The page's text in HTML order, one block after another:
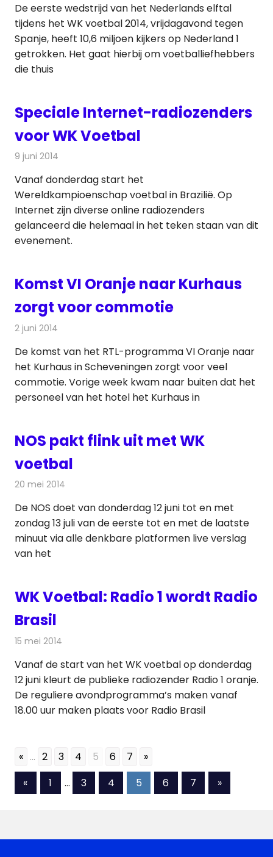
De eerste wedstrijd van het Nederlands elftal
tijdens het WK voetbal 2014, vrijdagavond tegen
Spanje, heeft 10,6 miljoen kijkers op Nederland 1
getrokken. Het gaat hierbij om voetballiefhebbers
die thuis
Speciale Internet-radiozenders
voor WK Voetbal
9 juni 2014
Vanaf donderdag start het
Wereldkampioenschap voetbal in Brazilië. Op
Internet zijn diverse online radiozenders
gelanceerd die helemaal in het teken staan van dit
evenement.
Komst VI Oranje naar Kurhaus
zorgt voor commotie
2 juni 2014
De komst van het RTL-programma VI Oranje naar
het Kurhaus in Scheveningen zorgt voor veel
commotie. Vorige week kwam naar buiten dat het
personeel van het hotel het Kurhaus in
NOS pakt flink uit met WK
voetbal
20 mei 2014
De NOS doet van donderdag 12 juni tot en met
zondag 13 juli van de eerste tot en met de laatste
minuut via alle denkbare platformen live verslag
van het
WK Voetbal: Radio 1 wordt Radio
Brasil
15 mei 2014
Vanaf de start van het WK voetbal op donderdag
12 juni kleurt de publieke radiozender Radio 1 oranje.
De reguliere avondprogramma’s maken vanaf
18.00 uur maken plaats voor Radio Brasil
« ... 2 3 4 5 6 7 »
Berichten
«Vorige
berichten
1 … 3 4 5 6 7
Volgende
berichten
»